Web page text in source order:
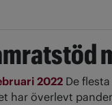
2022 De
har överlevt